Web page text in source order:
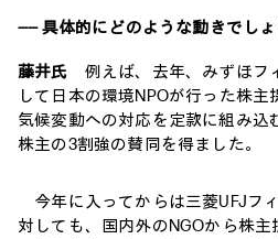
―― 具体的にどのような動きでしょ
藤井氏 例えば、去年、みずほフ
して日本の環境NPOが行った株主
気候変動への対応を定款に組み込
株主の3割強の賛同を得ました。
今年に入ってからは三菱UFJフ
対しても、国内外のNGOから株